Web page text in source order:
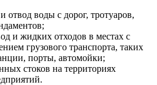
воды с дорог, тротуаров,
и жидких отходов в местах с
грузового транспорта, таких
порты, автомойки;
стоков на территориях